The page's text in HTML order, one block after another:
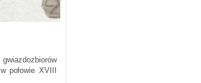
połowie XVIII